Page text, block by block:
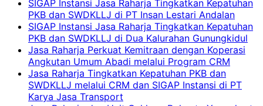
SIGAP Instansi Jasa Raharja Tingkatkan Kepatuhan
PKB dan SWDKLLJ di PT Insan Lestari Andalan
SIGAP Instansi Jasa Raharja Tingkatkan Kepatuhan
PKB dan SWDKLLJ di Dua Kalurahan Gunungkidul
Jasa Raharja Perkuat Kemitraan dengan Koperasi
Angkutan Umum Abadi melalui Program CRM
Jasa Raharja Tingkatkan Kepatuhan PKB dan
SWDKLLJ melalui CRM dan SIGAP Instansi di PT
Karya Jasa Transport